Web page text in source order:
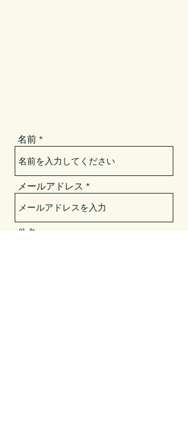
名前
メールアドレス
件名